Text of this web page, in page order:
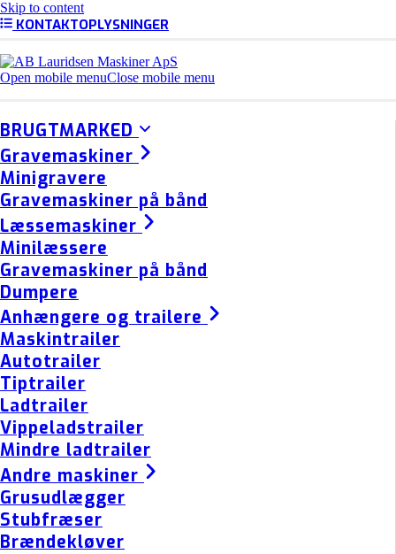
Skip to content
KONTAKTOPLYSNINGER
Open mobile menuClose mobile menu
BRUGTMARKED
Gravemaskiner
Minigravere
Gravemaskiner på bånd
Læssemaskiner
Minilæssere
Gravemaskiner på bånd
Dumpere
Anhængere og trailere
Maskintrailer
Autotrailer
Tiptrailer
Ladtrailer
Vippeladstrailer
Mindre ladtrailer
Andre maskiner
Grusudlægger
Stubfræser
Brændekløver